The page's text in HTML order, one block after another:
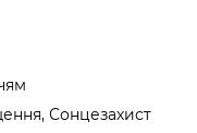
Сонцезахист